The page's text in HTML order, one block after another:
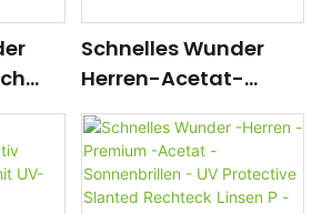
mit
Schnelles Wunder
Herren-Acetat-
Sonnenbrille mit
Metallnieten, UV-
Schutz P-ya40108